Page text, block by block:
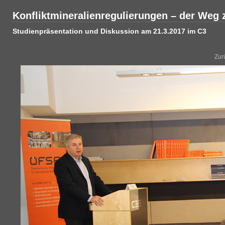
Konfliktmineralienregulierungen – der
Studienpräsentation und Diskussion am 21.3.2017 im C3